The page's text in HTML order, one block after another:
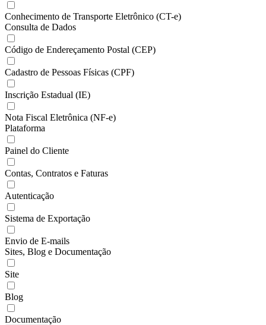
Conhecimento de Transporte Eletrônico (CT-e)
Consulta de Dados
Código de Endereçamento Postal (CEP)
Cadastro de Pessoas Físicas (CPF)
Inscrição Estadual (IE)
Nota Fiscal Eletrônica (NF-e)
Plataforma
Painel do Cliente
Contas, Contratos e Faturas
Autenticação
Sistema de Exportação
Envio de E-mails
Sites, Blog e Documentação
Site
Blog
Documentação